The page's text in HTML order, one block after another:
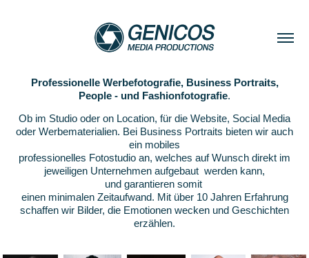
Professionelle Werbefotografie, Business Portraits,
People - und Fashionfotografie.
Ob im Studio oder on Location, für die Website, Social Media
oder Werbematerialien. Bei Business Portraits bieten wir auch
ein mobiles
professionelles Fotostudio an, welches auf Wunsch direkt im
jeweiligen Unternehmen aufgebaut werden kann,
und garantieren somit
einen minimalen Zeitaufwand. Mit über 10 Jahren Erfahrung
schaffen wir Bilder, die Emotionen wecken und Geschichten
erzählen.​​​​​​​